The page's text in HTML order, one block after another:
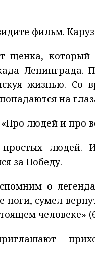
фильм.
щенка, который
Ленинграда.
жизнью. Со
на
людей и про
людей.
за Победу.
о
ноги, сумел
человеке»
–